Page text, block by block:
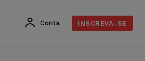
Conta INSCREVA-SE